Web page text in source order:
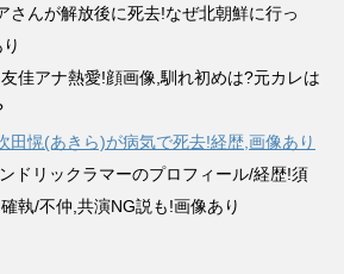
さんが解放後に死去!なぜ北朝鮮に行っ
友佳アナ熱愛!顔画像,馴れ初めは?元カレは
田愰(あきら)が病気で死去!経歴,画像あり
ドリックラマーのプロフィール/経歴!須
執/不仲,共演NG説も!画像あり